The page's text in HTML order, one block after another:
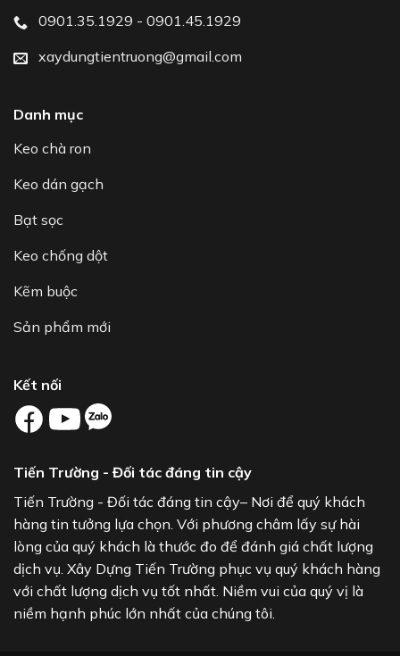
0901.35.1929 - 0901.45.1929
xaydungtientruong@gmail.com
Danh mục
Keo chà ron
Keo dán gạch
Bạt sọc
Keo chống dột
Kẽm buộc
Sản phẩm mới
Kết nối
Tiến Trường - Đối tác đáng tin cậy
Tiến Trường - Đối tác đáng tin cậy– Nơi để quý khách
hàng tin tưởng lựa chọn. Với phương châm lấy sự hài
lòng của quý khách là thước đo để đánh giá chất lượng
dịch vụ. Xây Dựng Tiến Trường phục vụ quý khách hàng
với chất lượng dịch vụ tốt nhất. Niềm vui của quý vị là
niềm hạnh phúc lớn nhất của chúng tôi.